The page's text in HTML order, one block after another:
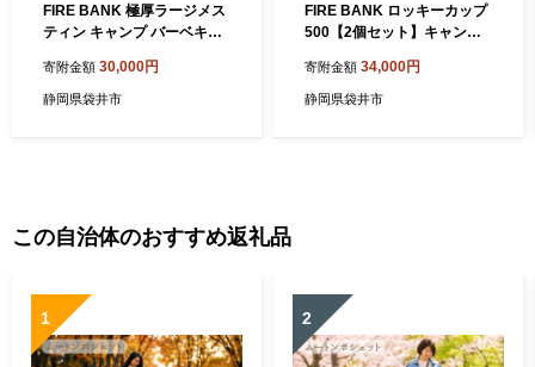
FIRE BANK 極厚ラージメス
ティン キャンプ バーベキュ
気 厳選 袋井市 アウトドア用
品 直火 ソロキャンプ
寄附金額 30,000円
静岡県袋井市
FIRE BANK ロッキーカップ
500【2個セット】キャンプ
ンプ アウトドア 登山 キャン
プ飯 人気 厳選 袋井市 アウト
寄附金額 34,000円
静岡県袋井市
この自治体のおすすめ返礼品
1 2